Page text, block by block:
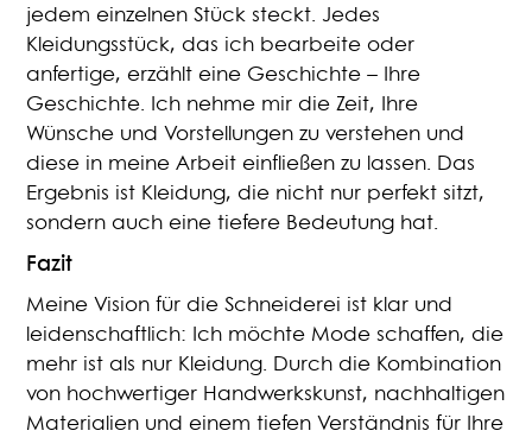
jedem einzelnen Stück steckt. Jedes
Kleidungsstück, das ich bearbeite oder
anfertige, erzählt eine Geschichte – Ihre
Geschichte. Ich nehme mir die Zeit, Ihre
Wünsche und Vorstellungen zu verstehen und
diese in meine Arbeit einfließen zu lassen. Das
Ergebnis ist Kleidung, die nicht nur perfekt sitzt,
sondern auch eine tiefere Bedeutung hat.
Fazit
Meine Vision für die Schneiderei ist klar und
leidenschaftlich: Ich möchte Mode schaffen, die
mehr ist als nur Kleidung. Durch die Kombination
von hochwertiger Handwerkskunst, nachhaltigen
Materialien und einem tiefen Verständnis für Ihre